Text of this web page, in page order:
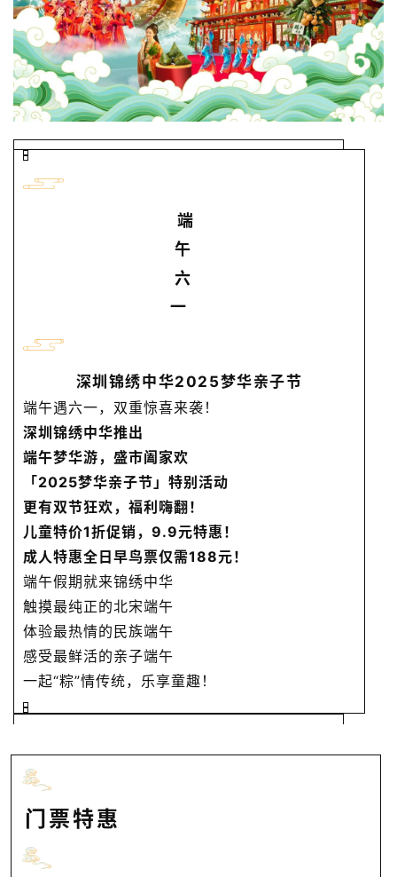
端
午
六
一
深圳锦绣中华2025梦华亲子节
端午遇六一，双重惊喜来袭！
深圳锦绣中华推出
端午梦华游，盛市阖家欢
「2025梦华亲子节」特别活动
更有双节狂欢，福利嗨翻！
儿童特价1折促销，9.9元特惠！
成人特惠全日早鸟票仅需188元！
端午假期就来锦绣中华
触摸最纯正的北宋端午
体验最热情的民族端午
感受最鲜活的亲子端午
一起“粽”情传统，乐享童趣！
门票特惠